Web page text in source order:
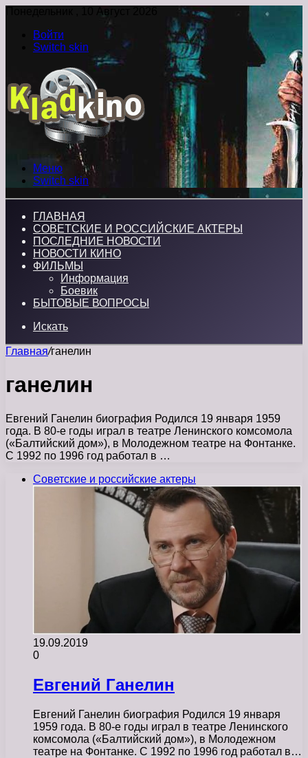
Понедельник , 10 Август 2026
Войти
Switch skin
Меню
Switch skin
ГЛАВНАЯ
СОВЕТСКИЕ И РОССИЙСКИЕ АКТЕРЫ
ПОСЛЕДНИЕ НОВОСТИ
НОВОСТИ КИНО
ФИЛЬМЫ
Информация
Боевик
БЫТОВЫЕ ВОПРОСЫ
Искать
Главная/ганелин
ганелин
Евгений Ганелин биография Родился 19 января 1959
года. В 80-е годы играл в театре Ленинского комсомола
(«Балтийский дом»), в Молодежном театре на Фонтанке.
С 1992 по 1996 год работал в …
Советские и российские актеры
19.09.2019
0
Евгений Ганелин
Евгений Ганелин биография Родился 19 января
1959 года. В 80-е годы играл в театре Ленинского
комсомола («Балтийский дом»), в Молодежном
театре на Фонтанке. С 1992 по 1996 год работал в…